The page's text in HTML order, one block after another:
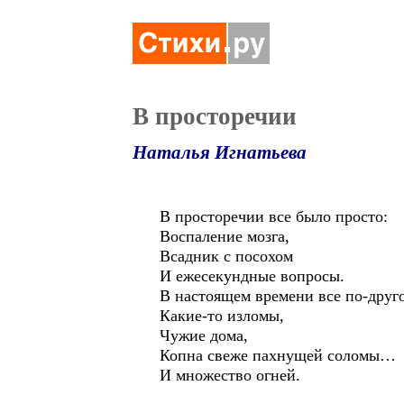
В просторечии
Наталья Игнатьева
В просторечии все было просто:
Воспаление мозга,
Всадник с посохом
И ежесекундные вопросы.
В настоящем времени все по-
Какие-то изломы,
Чужие дома,
Копна свеже пахнущей соломы…
И множество огней.